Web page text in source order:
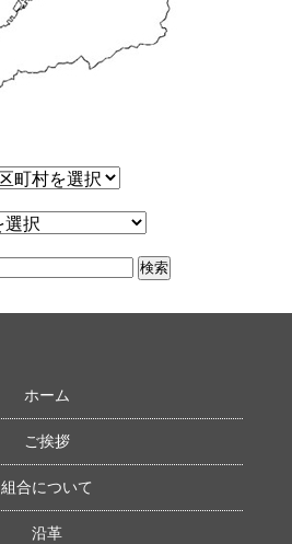
ホーム
ご挨拶
組合について
沿革